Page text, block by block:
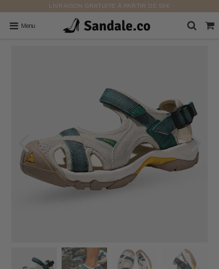
LIVRAISON GRATUITE À PARTIR DE 50€
Menu